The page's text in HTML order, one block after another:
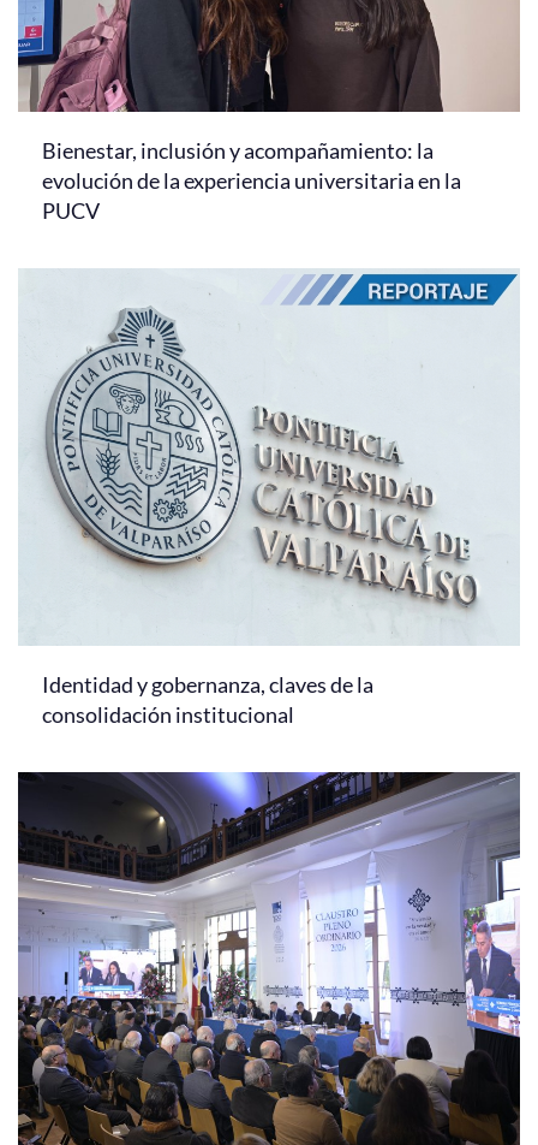
Bienestar, inclusión y acompañamiento: la
evolución de la experiencia universitaria en la
PUCV
Identidad y gobernanza, claves de la
consolidación institucional